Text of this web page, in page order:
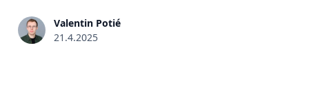
Valentin Potié
21.4.2025